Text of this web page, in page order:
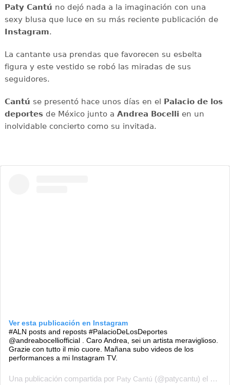
Paty Cantú no dejó nada a la imaginación con una
sexy blusa que luce en su más reciente publicación de
Instagram.
La cantante usa prendas que favorecen su esbelta
figura y este vestido se robó las miradas de sus
seguidores.
Cantú se presentó hace unos días en el Palacio de los
deportesde México junto a Andrea Bocelli en un
inolvidable concierto como su invitada.
Ver esta publicación en Instagram
#ALN posts and reposts #PalacioDeLosDeportes
@andreabocelliofficial . Caro Andrea, sei un artista meraviglioso.
Grazie con tutto il mio cuore. Mañana subo videos de los
performances a mi Instagram TV.
Una publicación compartida por Paty Cantú (@patycantu) el 20